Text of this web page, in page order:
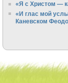
«Я с Христом —
«И глас мой
Каневском